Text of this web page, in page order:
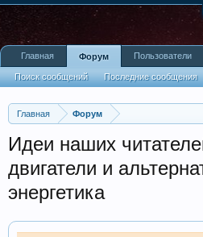
Главная Форум
Идеи наших
двигатели и
энергетика
Главная Форум
Поиск сообщений Последние сообщения
Пользователи